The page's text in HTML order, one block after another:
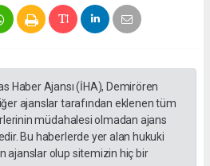
Haber Ajansı (İHA), Demirören
ajanslar tarafından eklenen tüm
müdahalesi olmadan ajans
Bu haberlerde yer alan hukuki
ajanslar olup sitemizin hiç bir